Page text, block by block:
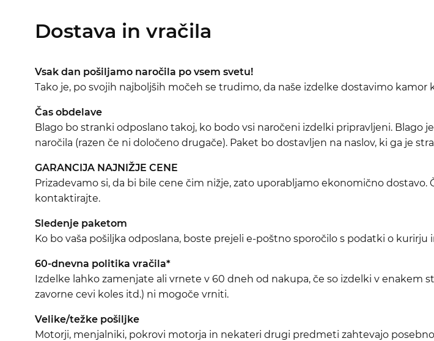
Dostava in vračila
Vsak dan pošiljamo naročila po vsem svetu!
Tako je, po svojih najboljših močeh se trudimo, da naše izdelke dostavimo kamor
Čas obdelave
Blago bo stranki odposlano takoj, ko bodo vsi naročeni izdelki pripravljeni.
naročila (razen če ni določeno drugače). Paket bo dostavljen na naslov, ki ga je
GARANCIJA NAJNIŽJE CENE
Prizadevamo si, da bi bile cene čim nižje, zato uporabljamo ekonomično
kontaktirajte.
Sledenje paketom
Ko bo vaša pošiljka odposlana, boste prejeli e-poštno sporočilo s podatki o
60-dnevna politika vračila*
Izdelke lahko zamenjate ali vrnete v 60 dneh od nakupa, če so izdelki v enakem
zavorne cevi koles itd.) ni mogoče vrniti.
Velike/težke pošiljke
Motorji, menjalniki, pokrovi motorja in nekateri drugi predmeti zahtevajo